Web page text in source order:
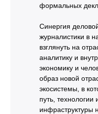
формальных
Синергия
журналистики в
взглянуть на
аналитику и
экономику и
образ новой
экосистемы, в
путь, технологии
инфраструктуры